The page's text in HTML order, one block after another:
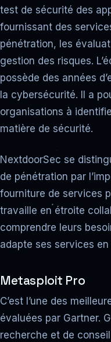
test de sécurité des
fournissant des
pénétration, les
gestion des risques.
possède des années
la cybersécurité. Il a
organisations à
matière de sécurité.
NextdoorSec se
de pénétration par
fourniture de services
travaille en étroite
comprendre leurs
adapte ses services
Metasploit Pro
C’est l’une des
évaluées par Gartner.
recherche et de